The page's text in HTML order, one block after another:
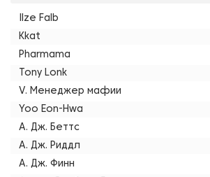
Ilze Falb
Kkat
Pharmama
Tony Lonk
V. Менеджер мафии
Yoo Eon-Hwa
А. Дж. Беттс
А. Дж. Риддл
А. Дж. Финн